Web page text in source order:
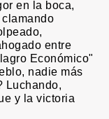
en la boca,
entre
Económico"
nadie más
Luchando,
y la victoria